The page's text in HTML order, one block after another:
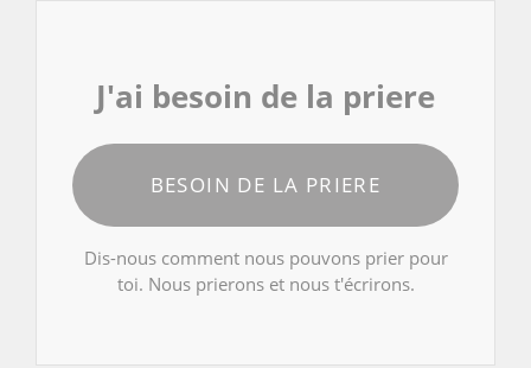
J'ai besoin de la priere
BESOIN DE LA PRIERE
Dis-nous comment nous pouvons prier pour
toi. Nous prierons et nous t'écrirons.